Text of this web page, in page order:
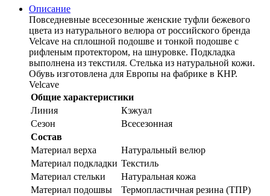
Описание
Повседневные всесезонные женские туфли бежевого
цвета из натурального велюра от российского бренда
Velcave на сплошной подошве и тонкой подошве с
рифленым протектором, на шнуровке. Подкладка
выполнена из текстиля. Стелька из натуральной кожи.
Обувь изготовлена для Европы на фабрике в КНР.
Velcave
Общие характеристики
Линия
Кэжуал
Сезон
Всесезонная
Состав
Материал верха
Натуральный велюр
Материал подкладки Текстиль
Материал стельки
Натуральная кожа
Материал подошвы
Термопластичная резина (ТПР)